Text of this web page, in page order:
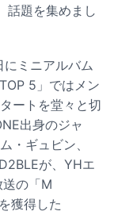
話題を集めまし
にミニアルバム
5」ではメン
ートを堂々と切
出身のジャ
・ギュビン、
が、YHエ
の「M
獲得した